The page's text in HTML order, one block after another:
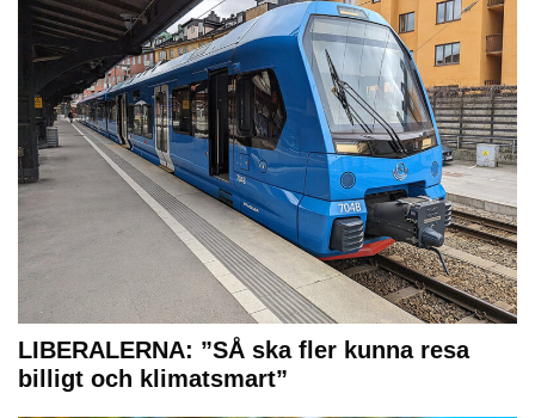
LIBERALERNA: ”SÅ ska fler kunna resa
billigt och klimatsmart”